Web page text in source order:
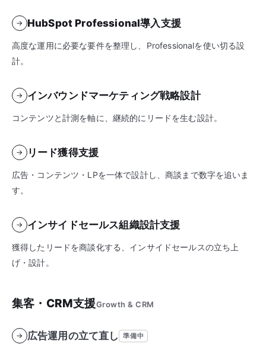
→ HubSpot Professional導入支援
高度な運用に必要な要件を整理し、Professionalを使い切る設
計。
→ インバウンドマーケティング戦略設計
コンテンツと計測を軸に、継続的にリードを生む設計。
→ リード獲得支援
広告・コンテンツ・LPを一体で設計し、商談まで数字を追いま
す。
→ インサイドセールス組織設計支援
獲得したリードを商談化する、インサイドセールスの立ち上
げ・設計。
集客・CRM支援Growth & CRM
→ 広告運用の立て直し 準備中